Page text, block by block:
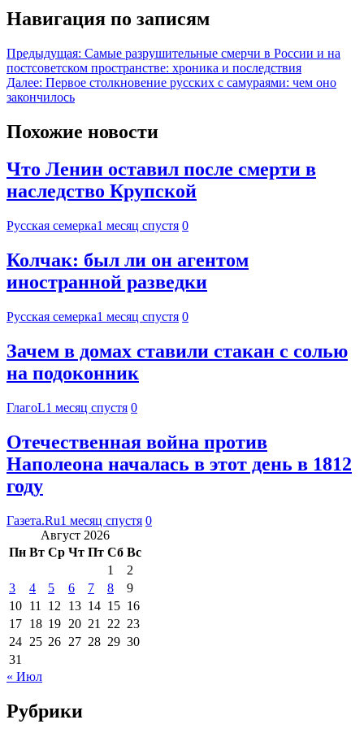
Навигация по записям
Предыдущая: Самые разрушительные смерчи в России и на
постсоветском пространстве: хроника и последствия
Далее: Первое столкновение русских с самураями: чем оно
закончилось
Похожие новости
Что Ленин оставил после смерти в
наследство Крупской
Русская семерка1 месяц спустя 0
Колчак: был ли он агентом
иностранной разведки
Русская семерка1 месяц спустя 0
Зачем в домах ставили стакан с солью
на подоконник
ГлагоL1 месяц спустя 0
Отечественная война против
Наполеона началась в этот день в 1812
году
Газета.Ru1 месяц спустя 0
Август 2026
Пн Вт Ср Чт Пт Сб Вс
1
2
3
4 5 6 7 8
9
10 11 12 13 14 15 16
17 18 19 20 21 22 23
24 25 26 27 28 29 30
31
« Июл
Рубрики